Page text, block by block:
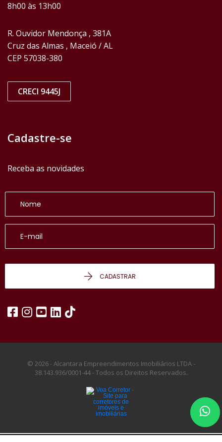
8h00 às 13h00
R. Ouvidor Mendonça , 381A
Cruz das Almas , Maceió / AL
CEP 57038-380
CRECI 9445J
Cadastre-se
Receba as novidades
CADASTRAR
© 2026 - Alcantara Empreendimentos Imobiliários LTDA -
38.143.936/0001-44 -Todos os Direitos Reservados.